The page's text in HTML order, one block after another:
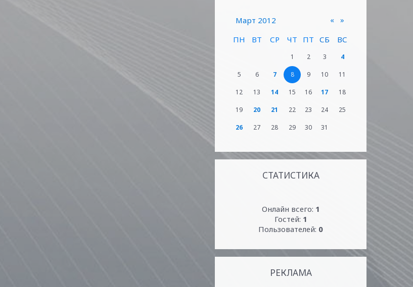
«
Март 2012
»
ПН
ВТ СР ЧТ ПТ СБ ВС
1 2 3 4
5 6 7 8 9 10 11
12 13 14 15 16 17 18
19 20 21 22 23 24 25
26 27 28 29 30 31
СТАТИСТИКА
Онлайн всего: 1
Гостей: 1
Пользователей: 0
РЕКЛАМА